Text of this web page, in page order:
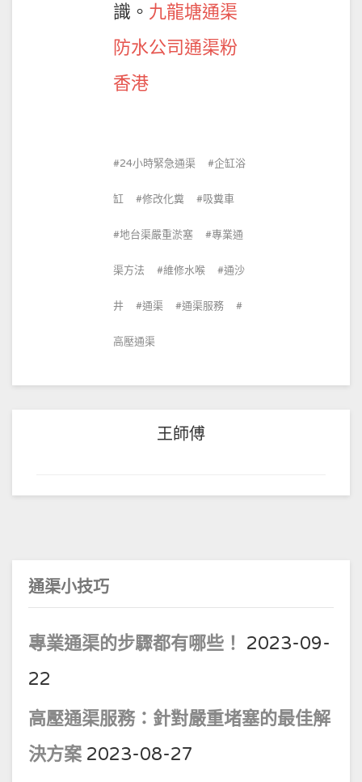
識。 九龍塘通渠
防水公司通渠粉
香港
24小時緊急通渠 企缸浴
缸 修改化糞 吸糞車
地台渠嚴重淤塞 專業通
渠方法 維修水喉 通沙
井 通渠 通渠服務
高壓通渠
王師傅
通渠小技巧
專業通渠的步驟都有哪些！ 2023-09-
22
高壓通渠服務：針對嚴重堵塞的最佳解
決方案 2023-08-27